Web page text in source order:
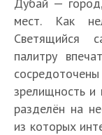
мест. Как
Светящийся
палитру
зрелищность и
разделён на
из которых